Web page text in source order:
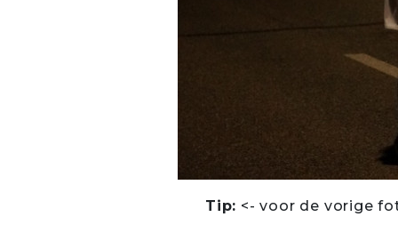
Tip: <- voor de vorige